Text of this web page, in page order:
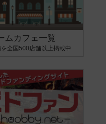
ムカフェ一覧
全国500店舗以上掲載中